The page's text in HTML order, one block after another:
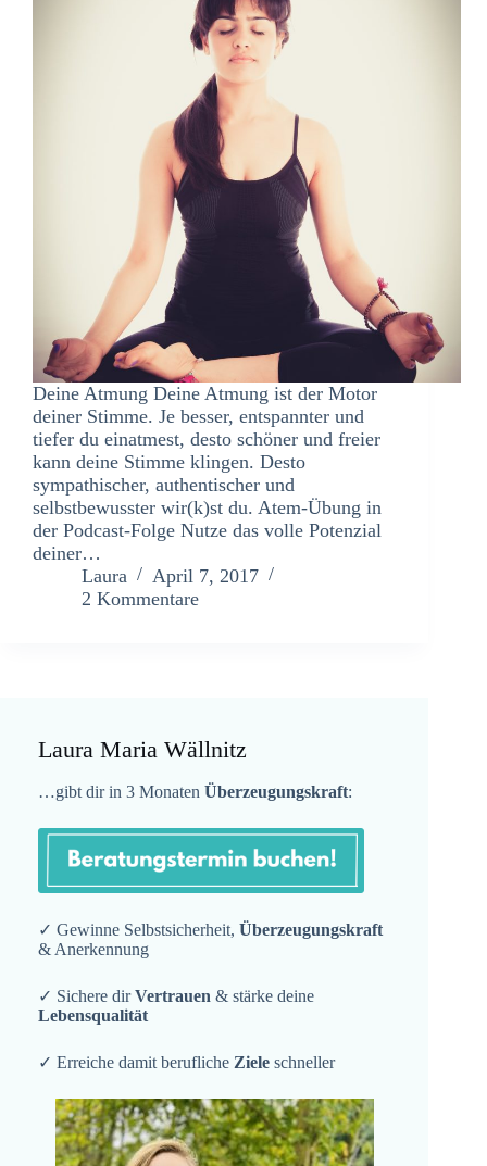
Deine Atmung Deine Atmung ist der Motor
deiner Stimme. Je besser, entspannter und
tiefer du einatmest, desto schöner und freier
kann deine Stimme klingen. Desto
sympathischer, authentischer und
selbstbewusster wir(k)st du. Atem-Übung in
der Podcast-Folge Nutze das volle Potenzial
deiner…
Laura
April 7, 2017
2 Kommentare
Laura Maria Wällnitz
…gibt dir in 3 Monaten Überzeugungskraft:
✓ Gewinne Selbstsicherheit, Überzeugungskraft
& Anerkennung
✓ Sichere dirVertrauen & stärke deine
Lebensqualität
✓ Erreiche damit berufliche Ziele schneller